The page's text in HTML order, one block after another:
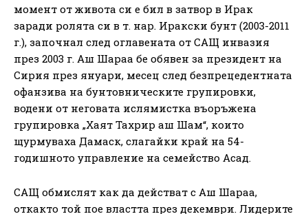
момент от живота си е бил в затвор в Ирак
заради ролята си в т. нар. Иракски бунт (2003-2011
г.), започнал след оглавената от САЩ инвазия
през 2003 г. Аш Шараа бе обявен за президент на
Сирия през януари, месец след безпрецедентната
офанзива на бунтовническите групировки,
водени от неговата ислямистка въоръжена
групировка „Хаят Тахрир аш Шам“, които
щурмуваха Дамаск, слагайки край на 54-
годишното управление на семейство Асад.
САЩ обмислят как да действат с Аш Шараа,
откакто той пое властта през декември. Лидерите